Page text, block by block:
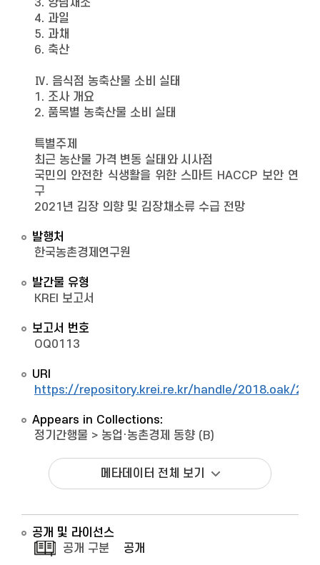
3. 양념채소
4. 과일
5. 과채
6. 축산
Ⅳ. 음식점 농축산물 소비 실태
1. 조사 개요
2. 품목별 농축산물 소비 실태
특별주제
최근 농산물 가격 변동 실태와 시사점
국민의 안전한 식생활을 위한 스마트 HACCP 보안 연
구
2021년 김장 의향 및 김장채소류 수급 전망
발행처
한국농촌경제연구원
발간물 유형
KREI 보고서
보고서 번호
OQ0113
URI
https://repository.krei.re.kr/handle/2018.oak/
Appears in Collections:
정기간행물 > 농업·농촌경제 동향 (B)
메타데이터 전체 보기
공개 및 라이선스
공개 구분
공개